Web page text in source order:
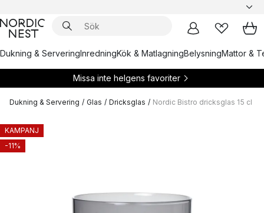
Dukning & ServeringInredningKök & MatlagningBelysningMattor &
Missa inte helgens favoriter
Dukning & Servering / Glas / Dricksglas / Nordic Bistro dricksglas 15 cl
KAMPANJ
-11%